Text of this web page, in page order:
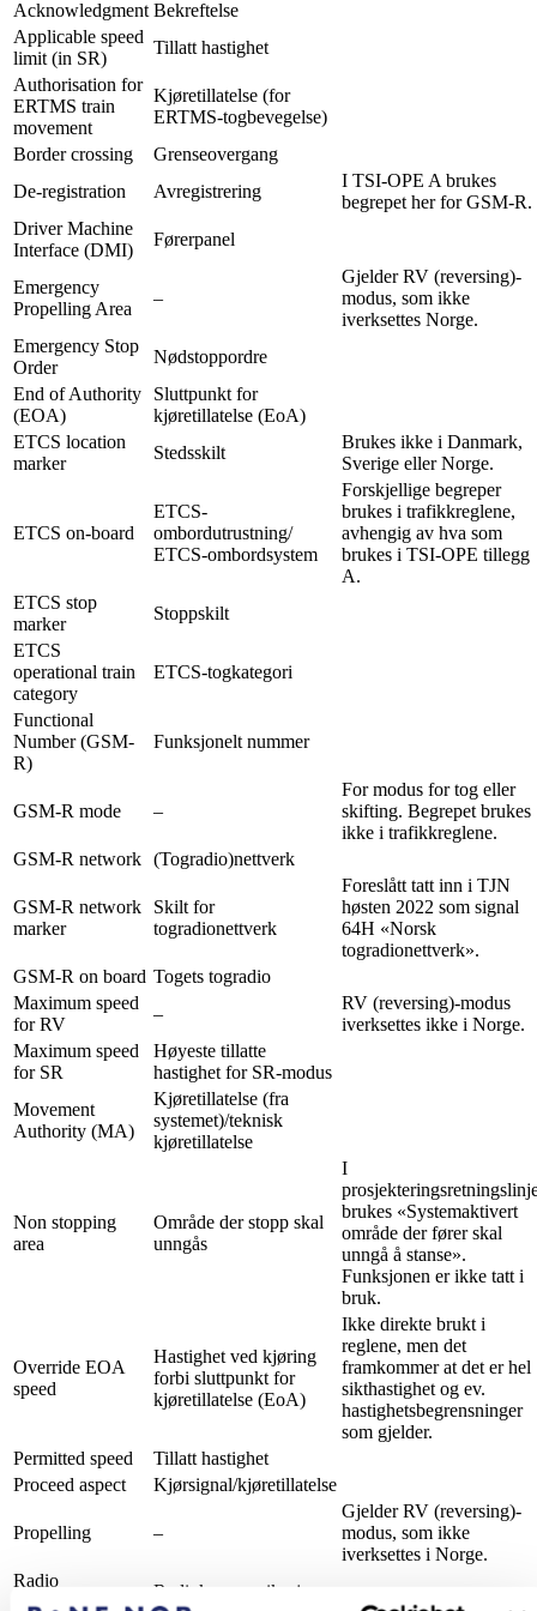
Acknowledgment Bekreftelse
Applicable speed
limit (in SR)
Tillatt hastighet
Authorisation for
ERTMS train
movement
Kjøretillatelse (for
ERTMS-togbevegelse)
Border crossing
Grenseovergang
De-registration
Avregistrering
I TSI-OPE A brukes
begrepet her for GSM-R.
Driver Machine
Interface (DMI)
Førerpanel
Emergency
Propelling Area
–
Gjelder RV (reversing)-
modus, som ikke
iverksettes Norge.
Emergency Stop
Order
Nødstoppordre
End of Authority
(EOA)
Sluttpunkt for
kjøretillatelse (EoA)
ETCS location
marker
Stedsskilt
Brukes ikke i Danmark,
Sverige eller Norge.
ETCS on-board
ETCS-
ombordutrustning/
ETCS-ombordsystem
Forskjellige begreper
brukes i trafikkreglene,
avhengig av hva som
brukes i TSI-OPE tillegg
A.
ETCS stop
marker
Stoppskilt
ETCS
operational train
category
ETCS-togkategori
Functional
Number (GSM-
R)
Funksjonelt nummer
GSM-R mode –
For modus for tog eller
skifting. Begrepet brukes
ikke i trafikkreglene.
GSM-R network (Togradio)nettverk
GSM-R network
marker
Skilt for
togradionettverk
Foreslått tatt inn i TJN
høsten 2022 som signal
64H «Norsk
togradionettverk».
GSM-R on board Togets togradio
Maximum speed
for RV
–
RV (reversing)-modus
iverksettes ikke i Norge.
Maximum speed
for SR
Høyeste tillatte
hastighet for SR-modus
Movement
Authority (MA)
Kjøretillatelse (fra
systemet)/teknisk
kjøretillatelse
Non stopping
area
Område der stopp skal
unngås
I
brukes «Systemaktivert
område der fører skal
unngå å stanse».
Funksjonen er ikke tatt i
bruk.
Override EOA
speed
Hastighet ved kjøring
forbi sluttpunkt for
kjøretillatelse (EoA)
Ikke direkte brukt i
reglene, men det
framkommer at det er hel
sikthastighet og ev.
hastighetsbegrensninger
som gjelder.
Permitted speed
Tillatt hastighet
Proceed aspect
Kjørsignal/kjøretillatelse
Propelling –
Gjelder RV (reversing)-
modus, som ikke
iverksettes i Norge.
Radio
communication
Radiokommunikasjon